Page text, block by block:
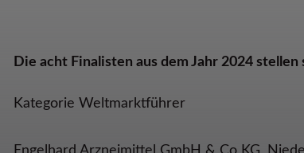
Die acht Finalisten aus dem Jahr 2024
Kategorie Weltmarktführer